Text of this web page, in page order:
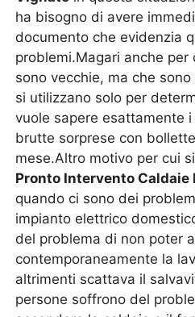
ha bisogno di avere
documento che evidenzia
problemi.Magari anche
sono vecchie, ma che
si utilizzano solo per
vuole sapere esattamente
brutte sorprese con
mese.Altro motivo per cui
Pronto Intervento Caldaie
quando ci sono dei
impianto elettrico
del problema di non poter
contemporaneamente la
altrimenti scattava il
persone soffrono del